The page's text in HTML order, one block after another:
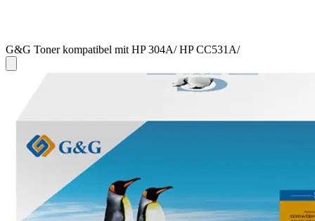
G&G Toner kompatibel mit HP 304A/ HP CC531A/